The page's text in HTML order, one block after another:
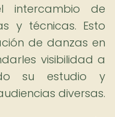
intercambio de
y técnicas. Esto
de danzas en
visibilidad a
su estudio y
diversas.